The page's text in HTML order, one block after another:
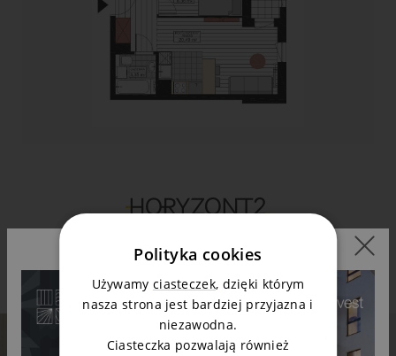
Napisz do nas
Polityka cookies
Używamy ciasteczek, dzięki którym
nasza strona jest bardziej przyjazna i
niezawodna.
Ciasteczka pozwalają również